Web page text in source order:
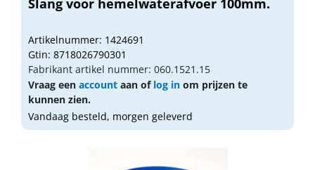
Artikelnummer: 1424691
Gtin: 8718026790301
Fabrikant artikel nummer: 060.1521.15
Vraag een account aan of log in om prijzen te
kunnen zien.
Vandaag besteld, morgen geleverd